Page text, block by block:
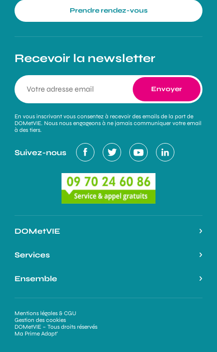
Prendre rendez-vous
DOMetVIE
Notre histoire
Services
Nos services
Demande de devis
Être rappelé(e)
Ensemble
Nous rejoindre
Ouvrir votre agence
Recevoir la newsletter
En vous inscrivant vous consentez à recevoir des emails de la part de
DOMetVIE. Nous nous engageons à ne jamais communiquer votre email
à des tiers.
Suivez-nous
Mentions légales & CGU
Gestion des cookies
DOMetVIE – Tous droits réservés
Ma Prime Adapt’